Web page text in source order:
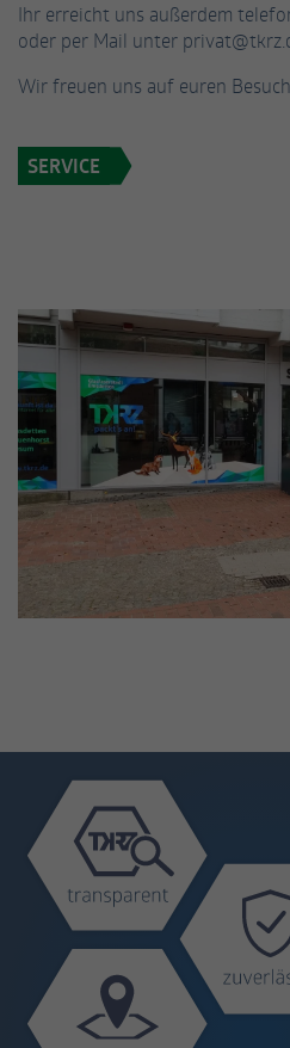
Ihr erreicht uns außerdem
oder per Mail unter
Wir freuen uns auf euren
SERVICE